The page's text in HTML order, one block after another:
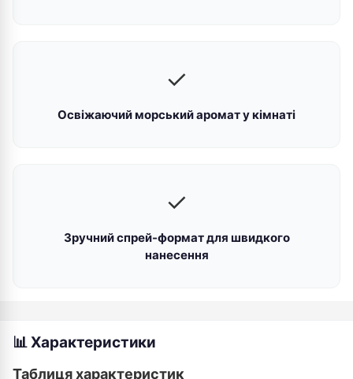
✓
Освіжаючий морський аромат у кімнаті
✓
Зручний спрей-формат для швидкого
нанесення
📊 Характеристики
Таблиця характеристик